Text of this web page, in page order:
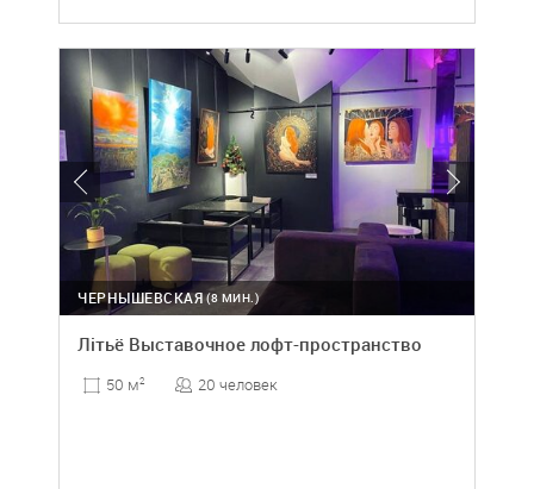
(8 МИН.)
ЧЕРНЫШЕВСКАЯ
Лiтьё Выставочное лофт-пространство
50 м2 20 человек